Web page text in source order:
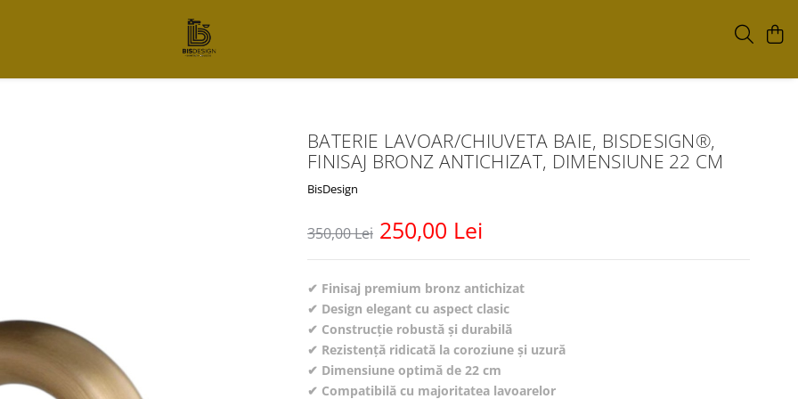
BATERIE LAVOAR/CHIUVETA BAIE, BISDESIGN®,
FINISAJ BRONZ ANTICHIZAT, DIMENSIUNE 22 CM
BisDesign
350,00 Lei 250,00 Lei
✔ Finisaj premium bronz antichizat
✔ Design elegant cu aspect clasic
✔ Construcție robustă și durabilă
✔ Rezistență ridicată la coroziune și uzură
✔ Dimensiune optimă de 22 cm
✔ Compatibilă cu majoritatea lavoarelor